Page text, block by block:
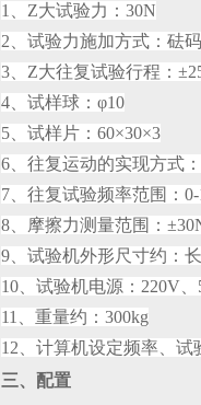
1、Z大试验力：30N
2、试验力施加方式：砝
3、Z大往复试验行程：
4、试样球：φ10
5、试样片：60×30×3
6、往复运动的实现方式
7、往复试验频率范围：
8、摩擦力测量范围：
9、试验机外形尺寸约：
10、试验机电源：220V
11、重量约：300kg
12、计算机设定频率、试
三、配置